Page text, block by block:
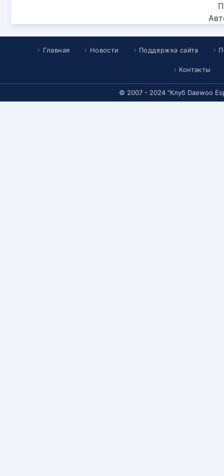
Главная Новости Поддержка сайта
Контакты
© 2007 - 2024 "Клуб Daewoo